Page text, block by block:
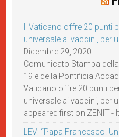
Il Vaticano offre 20 punti
universale ai vaccini, per
Dicembre 29, 2020
Comunicato Stampa
19 e della Pontificia
Vaticano offre 20 punti
universale ai vaccini, per
appeared first on ZENIT -
LEV: “Papa Francesco.